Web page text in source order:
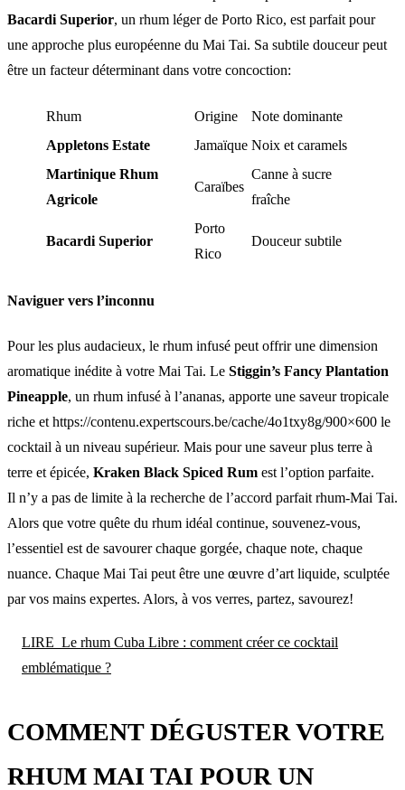
Bacardi Superior, un rhum léger de Porto Rico, est parfait pour
une approche plus européenne du Mai Tai. Sa subtile douceur peut
être un facteur déterminant dans votre concoction:
Rhum Origine
Note dominante
Appletons Estate
Jamaïque Noix et caramels
Martinique Rhum
Agricole
Caraïbes
Canne à sucre
fraîche
Bacardi Superior
Porto
Rico
Douceur subtile
Naviguer vers l’inconnu
Pour les plus audacieux, le rhum infusé peut offrir une dimension
aromatique inédite à votre Mai Tai. Le Stiggin’s Fancy Plantation
Pineapple, un rhum infusé à l’ananas, apporte une saveur tropicale
riche et https://contenu.expertscours.be/cache/4o1txy8g/900×600 le
cocktail à un niveau supérieur. Mais pour une saveur plus terre à
terre et épicée, Kraken Black Spiced Rum est l’option parfaite.
Il n’y a pas de limite à la recherche de l’accord parfait rhum-Mai Tai.
Alors que votre quête du rhum idéal continue, souvenez-vous,
l’essentiel est de savourer chaque gorgée, chaque note, chaque
nuance. Chaque Mai Tai peut être une œuvre d’art liquide, sculptée
par vos mains expertes. Alors, à vos verres, partez, savourez!
LIRE Le rhum Cuba Libre : comment créer ce cocktail
emblématique ?
COMMENT DÉGUSTER VOTRE
RHUM MAI TAI POUR UN